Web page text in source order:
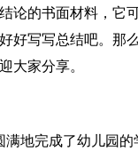
论的书面材料，它
好写写总结吧。那
大家分享。
地完成了幼儿园